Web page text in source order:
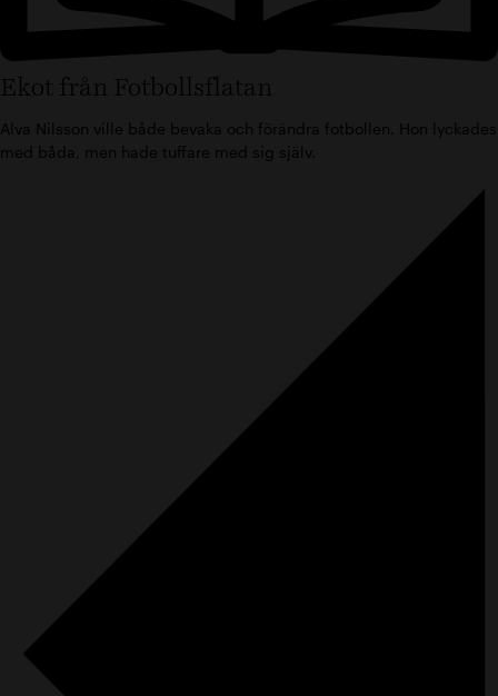
Ekot från Fotbollsflatan
Alva Nilsson ville både bevaka och förändra fotbollen. Hon lyckades
med båda, men hade tuffare med sig själv.